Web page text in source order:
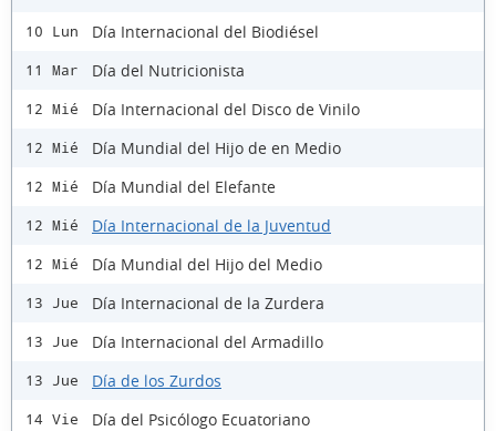
10 Lun Día Internacional del Biodiésel
11 Mar Día del Nutricionista
12 Mié Día Internacional del Disco de Vinilo
12 Mié Día Mundial del Hijo de en Medio
12 Mié Día Mundial del Elefante
12 Mié Día Internacional de la Juventud
12 Mié Día Mundial del Hijo del Medio
13 Jue Día Internacional de la Zurdera
13 Jue Día Internacional del Armadillo
13 Jue Día de los Zurdos
14 Vie Día del Psicólogo Ecuatoriano